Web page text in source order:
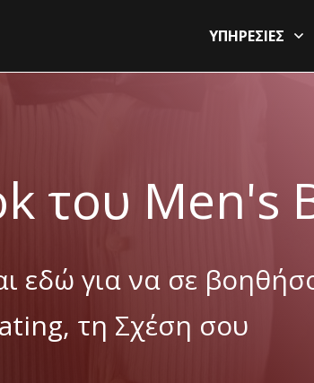
ΥΠΗΡΕΣΙΕΣ
του Men's
εδώ για να σε
τη Σχέση σου